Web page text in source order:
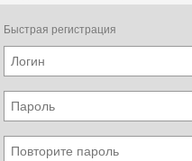
Быстрая регистрация